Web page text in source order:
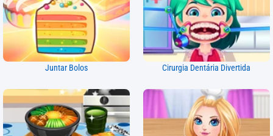
Juntar Bolos Cirurgia Dentária Divertida